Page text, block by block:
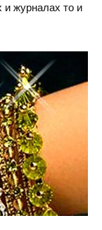
и журналах то и